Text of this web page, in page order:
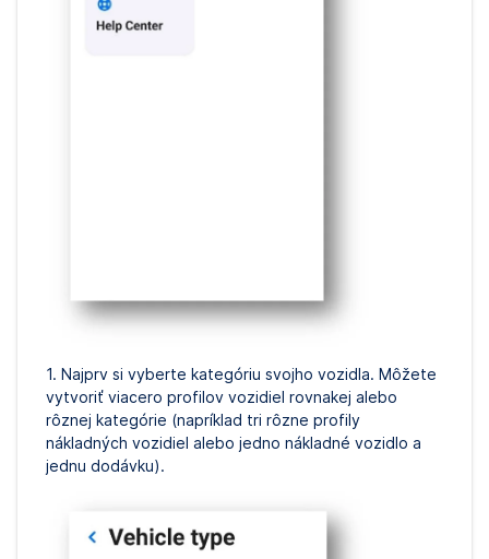
1. Najprv si vyberte kategóriu svojho vozidla. Môžete
vytvoriť viacero profilov vozidiel rovnakej alebo
rôznej kategórie (napríklad tri rôzne profily
nákladných vozidiel alebo jedno nákladné vozidlo a
jednu dodávku).